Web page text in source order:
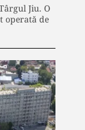
Jiu. O
operată de